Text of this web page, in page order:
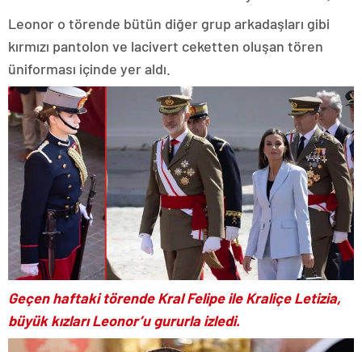
Leonor o törende bütün diğer grup arkadaşları gibi
kırmızı pantolon ve lacivert ceketten oluşan tören
üniforması içinde yer aldı.
Geçen haftaki törende Kral Felipe ile Kraliçe Letizia,
büyük kızları Leonor’u gururla izledi.